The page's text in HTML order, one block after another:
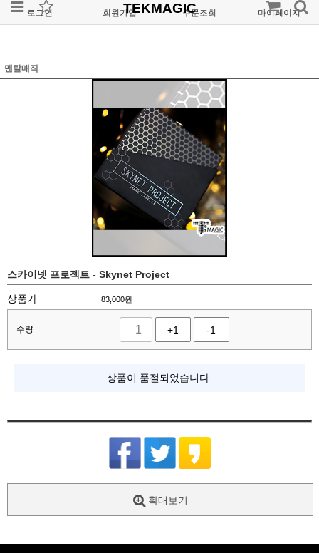
로그인 회원가입 주문조회 마이페이지
TEKMAGIC
멘탈매직
스카이넷 프로젝트 - Skynet Project
상품가 83,000원
수량 +1 -1
상품이 품절되었습니다.
확대보기